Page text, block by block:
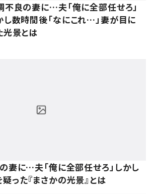
不良の妻に…夫「俺に全部任せろ」
し数時間後「なにこれ…」妻が目に
光景とは
妻に…夫「俺に全部任せろ」しかし
った『まさかの光景』とは